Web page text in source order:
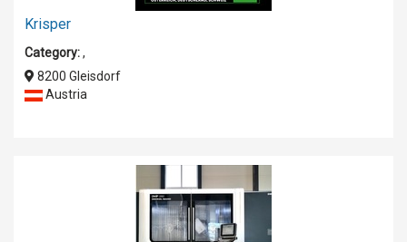
Krisper
Category:,
8200 Gleisdorf
Austria